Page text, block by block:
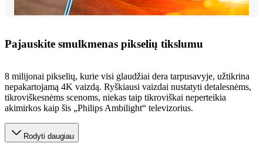
Pajauskite smulkmenas pikselių tikslumu
8 milijonai pikselių, kurie visi glaudžiai dera tarpusavyje, užtikrina
nepakartojamą 4K vaizdą. Ryškiausi vaizdai nustatyti detalesnėms,
tikroviškesnėms scenoms, niekas taip tikroviškai neperteikia
akimirkos kaip šis „Philips Ambilight“ televizorius.
Rodyti daugiau